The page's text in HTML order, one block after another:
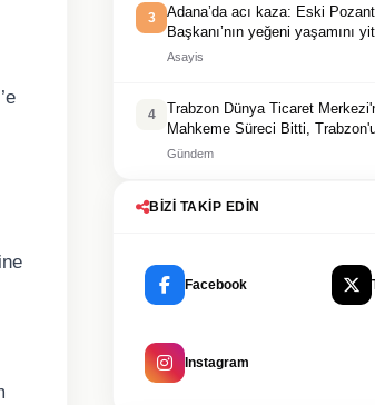
3
Adana’da acı kaza: Eski
Başkanı’nın yeğeni yaşamını
Asayis
4
Trabzon Dünya Ticaret
Mahkeme Süreci Bitti,
Zaman Tamamlanacak?
Gündem
BIZI TAKIP EDIN
Facebook
Instagram